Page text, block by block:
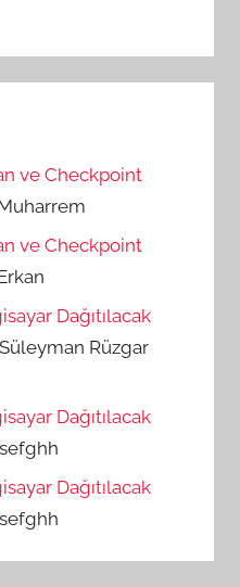
ve Checkpoint
ve Checkpoint
Dağıtılacak
Süleyman Rüzgar
Dağıtılacak
sefghh
Dağıtılacak
sefghh